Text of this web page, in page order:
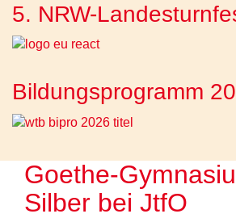
5. NRW-
Bildungsprogramm
Goethe-
Silber bei JtfO